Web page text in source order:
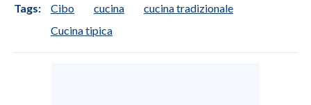
Tags: Cibo cucina
cucina tradizionale
Cucina tipica